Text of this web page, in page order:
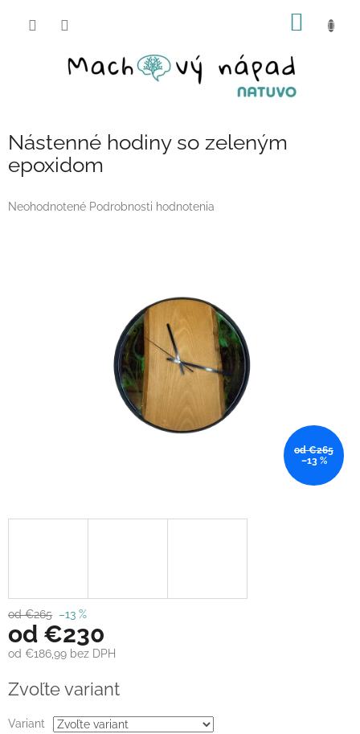
Nástenné hodiny so zeleným
epoxidom
Priemerné
Neohodnotené Podrobnosti hodnotenia
od €265
–13 %
od €265 –13 %
od €230
od €186,99 bez DPH
cena:
Zvoľte variant
Variant